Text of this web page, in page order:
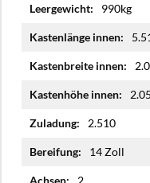
990kg
2.510
14 Zoll
2